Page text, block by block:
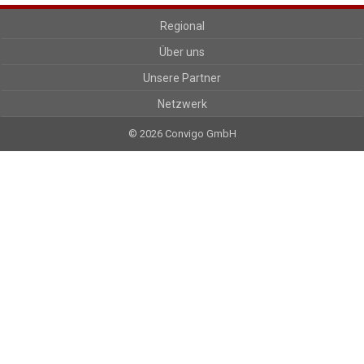
Regional
Über uns
Unsere Partner
Netzwerk
© 2026 Convigo GmbH